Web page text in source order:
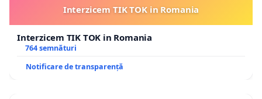
Interzicem TIK TOK in Romania
Interzicem TIK TOK in Romania
764 semnături
Notificare de transparență